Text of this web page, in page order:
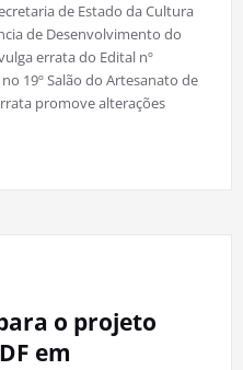
de Estado da Cultura
de Desenvolvimento do
errata do Edital nº
19º Salão do Artesanato de
promove alterações
o projeto
em